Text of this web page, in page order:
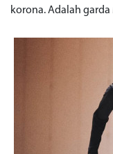
korona. Adalah garda